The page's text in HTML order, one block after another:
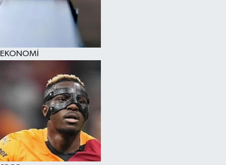
EKONOMİ
YAŞAM